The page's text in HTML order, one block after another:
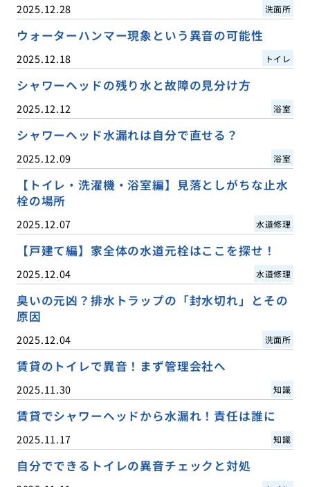
2025.12.28 洗面所
ウォーターハンマー現象という異音の可能性
2025.12.18 トイレ
シャワーヘッドの残り水と故障の見分け方
2025.12.12 浴室
シャワーヘッド水漏れは自分で直せる？
2025.12.09 浴室
【トイレ・洗濯機・浴室編】見落としがちな止水
栓の場所
2025.12.07 水道修理
【戸建て編】家全体の水道元栓はここを探せ！
2025.12.04 水道修理
臭いの元凶？排水トラップの「封水切れ」とその
原因
2025.12.04 洗面所
賃貸のトイレで異音！まず管理会社へ
2025.11.30 知識
賃貸でシャワーヘッドから水漏れ！責任は誰に
2025.11.17 知識
自分でできるトイレの異音チェックと対処